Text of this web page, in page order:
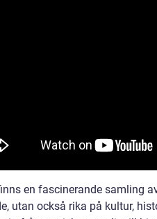
en fascinerande samling
utan också rika på kultur,